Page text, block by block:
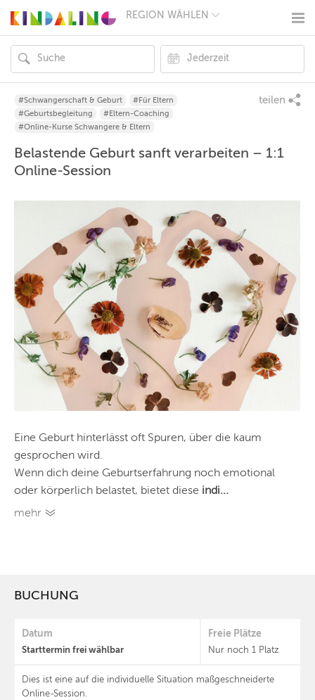
REGION WÄHLEN
MÜNCHEN
HAMBURG
FRANKFURT
KÖLN
DÜSSELDORF
STUTTGART
ESSEN
LEIPZIG
ANDERE
REGIONEN
#Schwangerschaft & Geburt
#Für Eltern
#Geburtsbegleitung
#Eltern-Coaching
#Online-Kurse Schwangere & Eltern
teilen
Belastende Geburt sanft verarbeiten – 1:1
Online-Session
Eine Geburt hinterlässt oft Spuren, über die kaum
gesprochen wird.
Wenn dich deine Geburtserfahrung noch emotional
oder körperlich belastet, bietet diese indi...
mehr
BUCHUNG
Datum
Starttermin frei wählbar
Dies ist eine auf die individuelle Situation maßgeschneiderte
Online-Session.
Freie Plätze
Nur noch 1 Platz